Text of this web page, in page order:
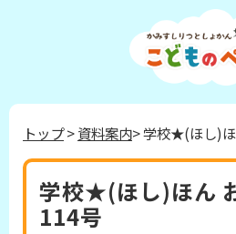
トップ>資料案内> 学校★(ほし)
学校★(ほし)ほん
114号